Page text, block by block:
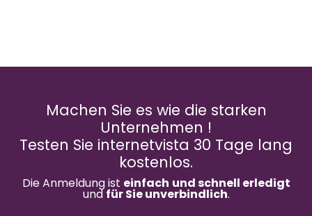
Machen Sie es wie die starken
Unternehmen !
Testen Sie internetvista 30 Tage lang
kostenlos.
Die Anmeldung ist einfach und schnell erledigt
undfür Sie unverbindlich.